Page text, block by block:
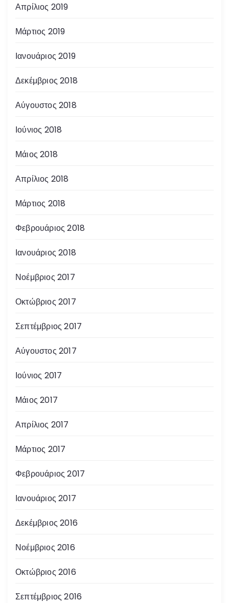
Απρίλιος 2019
Μάρτιος 2019
Ιανουάριος 2019
Δεκέμβριος 2018
Αύγουστος 2018
Ιούνιος 2018
Μάιος 2018
Απρίλιος 2018
Μάρτιος 2018
Φεβρουάριος 2018
Ιανουάριος 2018
Νοέμβριος 2017
Οκτώβριος 2017
Σεπτέμβριος 2017
Αύγουστος 2017
Ιούνιος 2017
Μάιος 2017
Απρίλιος 2017
Μάρτιος 2017
Φεβρουάριος 2017
Ιανουάριος 2017
Δεκέμβριος 2016
Νοέμβριος 2016
Οκτώβριος 2016
Σεπτέμβριος 2016